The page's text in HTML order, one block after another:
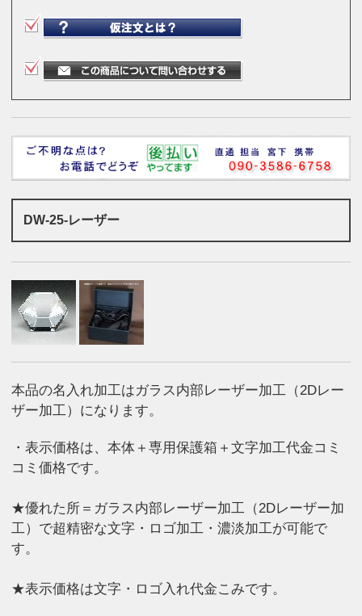
DW-25-レーザー
本品の名入れ加工はガラス内部レーザー加工（2Dレー
ザー加工）になります。
・表示価格は、本体＋専用保護箱＋文字加工代金コミ
コミ価格です。
★優れた所＝ガラス内部レーザー加工（2Dレーザー加
工）で超精密な文字・ロゴ加工・濃淡加工が可能で
す。
★表示価格は文字・ロゴ入れ代金こみです。